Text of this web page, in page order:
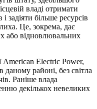
владі отримати
задіяти більше ресурсів
лиха. Це, зокрема, дає
або відновлювальних
American Electric Power,
даному районі, без світла
Раніше влада
декількох невеликих